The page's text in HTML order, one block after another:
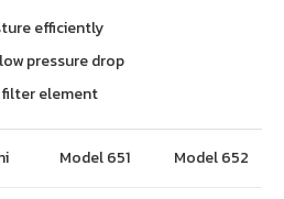
efficiently
pressure drop
element
Model 651 Model 652